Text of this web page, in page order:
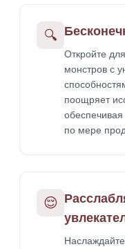
🔍
Откройте
монстров с
поощряет
по мере
😌